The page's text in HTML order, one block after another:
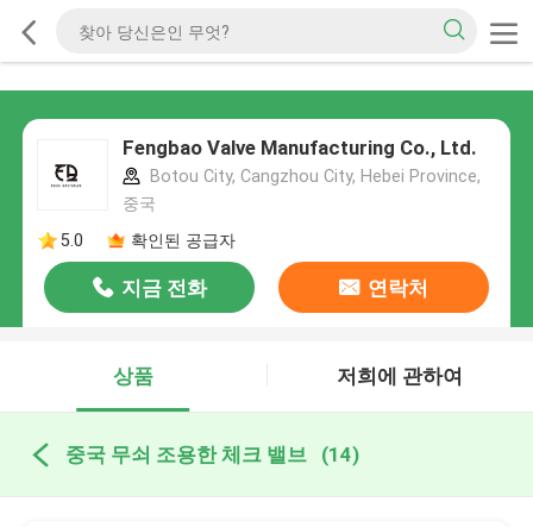
Fengbao Valve Manufacturing Co., Ltd.
Botou City, Cangzhou City, Hebei Province,
중국
5.0
확인된 공급자
지금 전화 연락처
상품 저희에 관하여
중국 무쇠 조용한 체크 밸브 (14)